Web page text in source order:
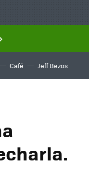
Café Jeff Bezos